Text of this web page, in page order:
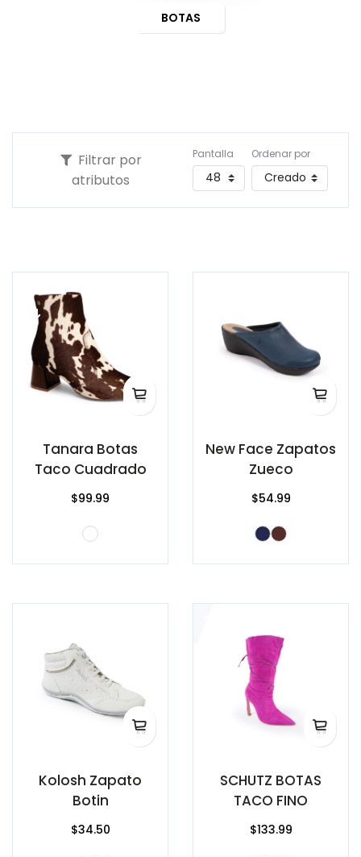
BOTAS
Filtrar por
atributos
Pantalla Ordenar por
Tanara Botas
Taco Cuadrado
$99.99
New Face Zapatos
Zueco
$54.99
Kolosh Zapato
Botin
$34.50
SCHUTZ BOTAS
TACO FINO
$133.99